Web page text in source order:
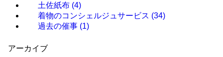
土佐紙布 (4)
着物のコンシェルジュサービス (34)
過去の催事 (1)
アーカイブ